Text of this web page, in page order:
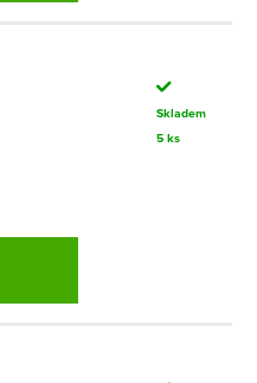
Skladem
5 ks